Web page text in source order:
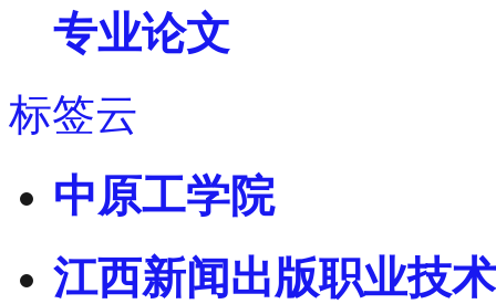
专业论文
标签云
中原工学院
江西新闻出版职业技